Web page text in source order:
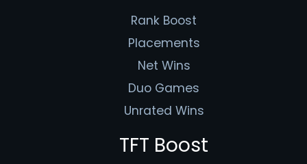
Rank Boost
Placements
Net Wins
Duo Games
Unrated Wins
TFT Boost